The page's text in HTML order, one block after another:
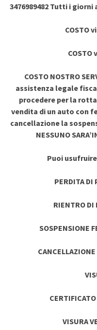
3476989482 Tutti i
COSTO
COSTO
COSTO NOSTRO
assistenza legale
procedere per la
vendita di un auto con
cancellazione la
NESSUNO
Puoi
PERDITA DI
RIENTRO DI
SOSPENSIONE
VISURA